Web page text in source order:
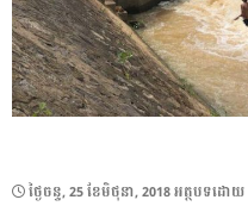
POSTED
ថ្ងៃ​ចន្ទ, 25 ខែ​មិថុនា, 2018អត្ថបទដោយ